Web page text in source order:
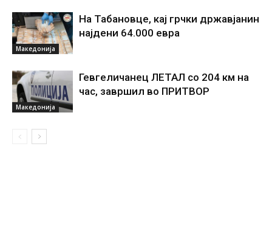
Македонија
На Табановце, кај грчки државјанин
најдени 64.000 евра
Македонија
Гевгеличанец ЛЕТАЛ со 204 км на
час, завршил во ПРИТВОР